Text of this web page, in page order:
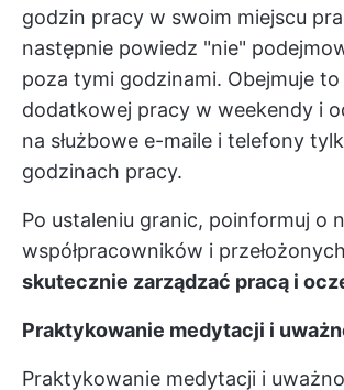
godzin pracy w swoim miejscu
następnie powiedz "nie"
poza tymi godzinami. Obejmuje
dodatkowej pracy w weekendy i
na służbowe e-maile i telefony
godzinach pracy.
Po ustaleniu granic, poinformuj o
współpracowników i
skutecznie zarządzać pracą i
Praktykowanie medytacji i
Praktykowanie medytacji i